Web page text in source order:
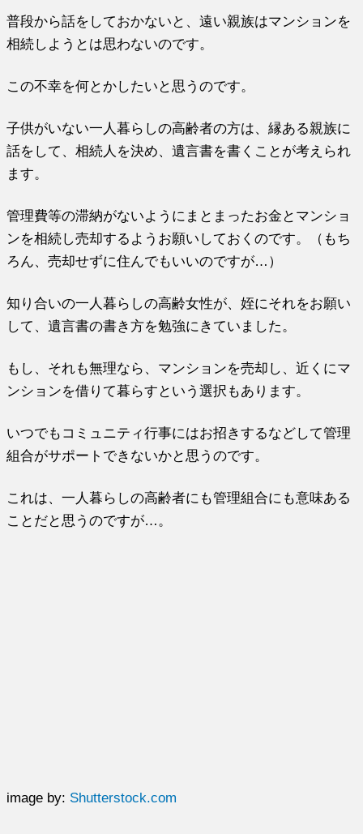
普段から話をしておかないと、遠い親族はマンションを
相続しようとは思わないのです。
この不幸を何とかしたいと思うのです。
子供がいない一人暮らしの高齢者の方は、縁ある親族に
話をして、相続人を決め、遺言書を書くことが考えられ
ます。
管理費等の滞納がないようにまとまったお金とマンショ
ンを相続し売却するようお願いしておくのです。（もち
ろん、売却せずに住んでもいいのですが…）
知り合いの一人暮らしの高齢女性が、姪にそれをお願い
して、遺言書の書き方を勉強にきていました。
もし、それも無理なら、マンションを売却し、近くにマ
ンションを借りて暮らすという選択もあります。
いつでもコミュニティ行事にはお招きするなどして管理
組合がサポートできないかと思うのです。
これは、一人暮らしの高齢者にも管理組合にも意味ある
ことだと思うのですが…。
image by: Shutterstock.com